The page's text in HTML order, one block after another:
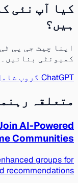
کیا آپ نئی
ہیں؟
اپنا چیٹ جی پی
کمیونٹی بنائیں۔
ChatGPT گروپ شامل کریں
متعلقہ
AI-Powered
Communities
groups for
recommendations.